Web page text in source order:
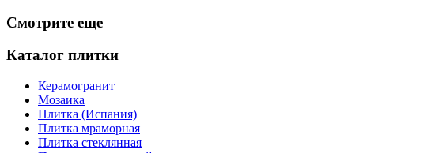
Смотрите еще
Каталог плитки
Керамогранит
Мозаика
Плитка (Испания)
Плитка мраморная
Плитка стеклянная